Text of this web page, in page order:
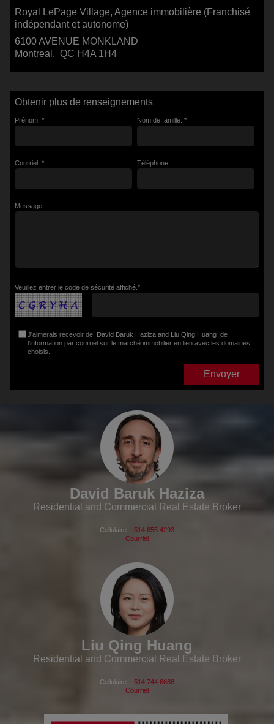
Royal LePage Village, Agence immobilière (Franchisé
indépendant et autonome)
6100 AVENUE MONKLAND
Montreal, QC H4A 1H4
Obtenir plus de renseignements
Prénom: * Nom de famille: *
Courriel: * Téléphone:
Message:
Veuillez entrer le code de sécurité affiché.*
J'aimerais recevoir de David Baruk Haziza and Liu Qing Huang de
l'information par courriel sur le marché immobilier en lien avec les domaines
choisis.
David Baruk Haziza
Residential and Commercial Real Estate Broker
Cellulaire : 514.655.4293
Courriel
Liu Qing Huang
Residential and Commercial Real Estate Broker
Cellulaire : 514.744.6688
Courriel